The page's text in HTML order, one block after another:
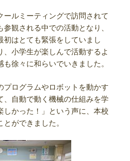
ールミーティングで訪問されて
観される中での活動となり、
初はとても緊張をしていまし
、小学生が楽しんで活動するよ
徐々に和らいでいきました。
プログラムやロボットを動かす
、自動で動く機械の仕組みを学
しかった！」という声に、本校
ができました。